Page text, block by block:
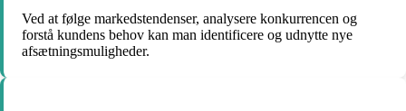
Ved at følge markedstendenser, analysere konkurrencen og
forstå kundens behov kan man identificere og udnytte nye
afsætningsmuligheder.